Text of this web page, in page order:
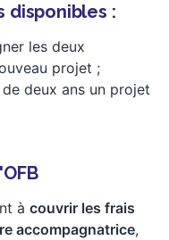
disponibles :
les deux
projet ;
deux ans un projet
à couvrir les frais
accompagnatrice,